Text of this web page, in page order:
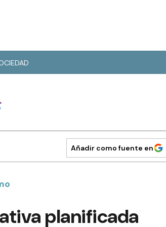
Añadir como fuente en
planificada